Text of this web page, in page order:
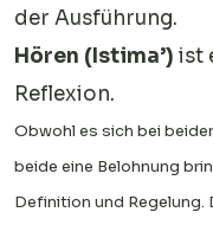
der Ausführung.
Hören (Istima’) ist
Reflexion.
Obwohl es sich bei
beide eine Belohnung
Definition und Regelung.